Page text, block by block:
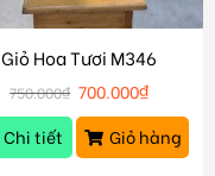
Giỏ Hoa Tươi M346
750.000₫ 700.000₫
Chi tiết
Giỏ hàng